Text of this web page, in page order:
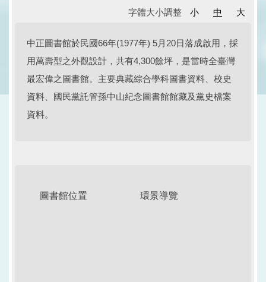
字體大小調整 小 中 大
中正圖書館於民國66年(1977年) 5月20日落成啟用，採
用萬壽型之外觀設計，共有4,300餘坪，是當時全臺灣
最宏偉之圖書館。主要典藏綜合學科圖書資料、校史
資料、國民黨託管孫中山紀念圖書館館藏及黨史檔案
資料。
圖書館位置 環景導覽